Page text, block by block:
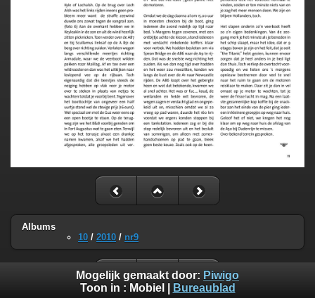
Albums
10 / 2010 / nr9
Mogelijk gemaakt door: Piwigo
Toon in : Mobiel Bureaublad